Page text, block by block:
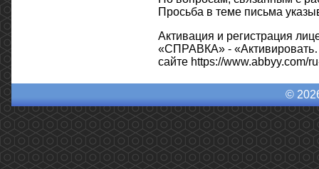
Просьба в теме письма
Активация и регистрация
«СПРАВКА» -
сайте https://www.abbyy.com/
©